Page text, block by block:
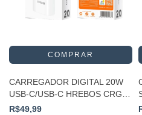
CARREGADOR DIGITAL 20W
USB-C/USB-C HREBOS CRG-
211CC
R$49,99